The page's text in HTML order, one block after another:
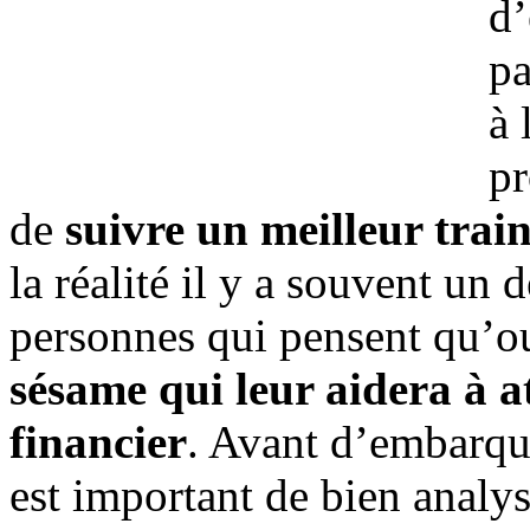
à
de suivre un meilleur
la réalité il y a souvent un
personnes qui pensent
sésame qui leur aidera à
financier. Avant
est important de bien